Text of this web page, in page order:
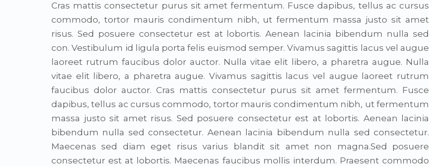
Cras mattis consectetur purus sit amet fermentum. Fusce dapibus, tellus ac cursus
commodo, tortor mauris condimentum nibh, ut fermentum massa justo sit amet
risus. Sed posuere consectetur est at lobortis. Aenean lacinia bibendum nulla sed
con. Vestibulum id ligula porta felis euismod semper. Vivamus sagittis lacus vel augue
laoreet rutrum faucibus dolor auctor. Nulla vitae elit libero, a pharetra augue. Nulla
vitae elit libero, a pharetra augue. Vivamus sagittis lacus vel augue laoreet rutrum
faucibus dolor auctor. Cras mattis consectetur purus sit amet fermentum. Fusce
dapibus, tellus ac cursus commodo, tortor mauris condimentum nibh, ut fermentum
massa justo sit amet risus. Sed posuere consectetur est at lobortis. Aenean lacinia
bibendum nulla sed consectetur. Aenean lacinia bibendum nulla sed consectetur.
Maecenas sed diam eget risus varius blandit sit amet non magna.Sed posuere
consectetur est at lobortis. Maecenas faucibus mollis interdum. Praesent commodo